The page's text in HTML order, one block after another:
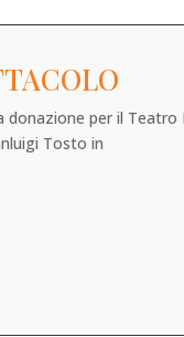
donazione per il
Tosto in